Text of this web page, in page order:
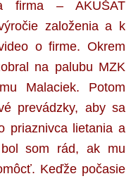
firma – AKUŠAT
založenia a k
o firme. Okrem
na palubu MZK
Malaciek. Potom
prevádzky, aby sa
priaznivca lietania a
som rád, ak mu
Keďže počasie